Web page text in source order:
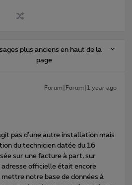
plus anciens en haut de la
page
Forum|Forum|1 year ago
pas d’une autre installation mais
du technicien datée du 16
sur une facture à part, sur
officielle était encore
notre base de données à